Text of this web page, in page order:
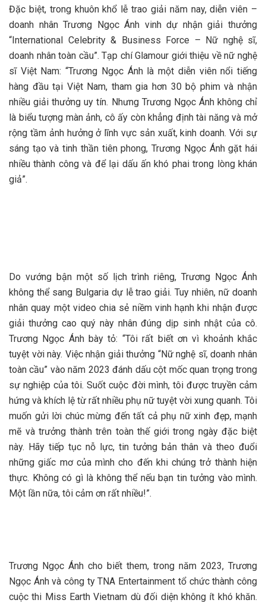
Đặc biệt, trong khuôn khổ lễ trao giải năm nay, diễn viên –
doanh nhân Trương Ngọc Ánh vinh dự nhận giải thưởng
“International Celebrity & Business Force – Nữ nghệ sĩ,
doanh nhân toàn cầu”. Tạp chí Glamour giới thiệu về nữ nghệ
sĩ Việt Nam: “Trương Ngọc Ánh là một diễn viên nổi tiếng
hàng đầu tại Việt Nam, tham gia hơn 30 bộ phim và nhận
nhiều giải thưởng uy tín. Nhưng Trương Ngọc Ánh không chỉ
là biểu tượng màn ảnh, cô ấy còn khẳng định tài năng và mở
rộng tầm ảnh hưởng ở lĩnh vực sản xuất, kinh doanh. Với sự
sáng tạo và tinh thần tiên phong, Trương Ngọc Ánh gặt hái
nhiều thành công và để lại dấu ấn khó phai trong lòng khán
giả”.
Do vướng bận một số lịch trình riêng, Trương Ngọc Ánh
không thể sang Bulgaria dự lễ trao giải. Tuy nhiên, nữ doanh
nhân quay một video chia sẻ niềm vinh hạnh khi nhận được
giải thưởng cao quý này nhân đúng dịp sinh nhật của cô.
Trương Ngọc Ánh bày tỏ: “Tôi rất biết ơn vì khoảnh khắc
tuyệt vời này. Việc nhận giải thưởng “Nữ nghệ sĩ, doanh nhân
toàn cầu” vào năm 2023 đánh dấu cột mốc quan trọng trong
sự nghiệp của tôi. Suốt cuộc đời mình, tôi được truyền cảm
hứng và khích lệ từ rất nhiều phụ nữ tuyệt vời xung quanh. Tôi
muốn gửi lời chúc mừng đến tất cả phụ nữ xinh đẹp, mạnh
mẽ và trưởng thành trên toàn thế giới trong ngày đặc biệt
này. Hãy tiếp tục nỗ lực, tin tưởng bản thân và theo đuổi
những giấc mơ của mình cho đến khi chúng trở thành hiện
thực. Không có gì là không thể nếu bạn tin tưởng vào mình.
Một lần nữa, tôi cảm ơn rất nhiều!”.
Trương Ngọc Ánh cho biết them, trong năm 2023, Trương
Ngọc Ánh và công ty TNA Entertainment tổ chức thành công
cuộc thi Miss Earth Vietnam dù đối diện không ít khó khăn.